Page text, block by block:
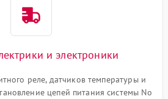
и электроники
реле, датчиков температуры и
цепей питания системы No